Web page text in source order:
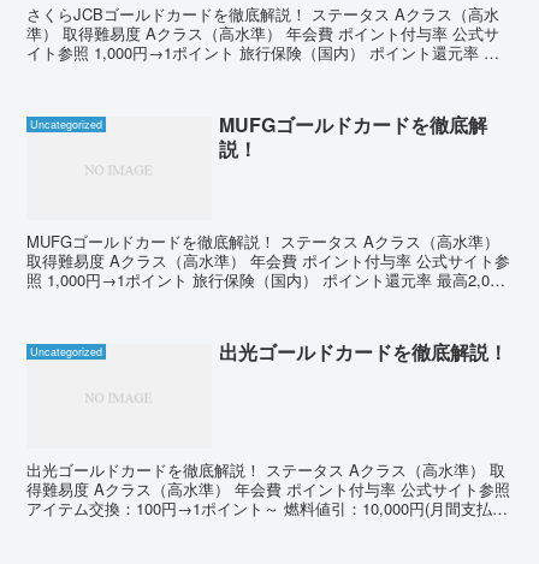
さくらJCBゴールドカードを徹底解説！ ステータス Aクラス（高水
準） 取得難易度 Aクラス（高水準） 年会費 ポイント付与率 公式サ
イト参照 1,000円→1ポイント 旅行保険（国内） ポイント還元率 最
Uncategorized
MUFGゴールドカードを徹底解
説！
MUFGゴールドカードを徹底解説！ ステータス Aクラス（高水準）
取得難易度 Aクラス（高水準） 年会費 ポイント付与率 公式サイト参
照 1,000円→1ポイント 旅行保険（国内） ポイント還元率 最高2,000
Uncategorized 出光ゴールドカードを徹底解説！
出光ゴールドカードを徹底解説！ ステータス Aクラス（高水準） 取
得難易度 Aクラス（高水準） 年会費 ポイント付与率 公式サイト参照
アイテム交換：100円→1ポイント～ 燃料値引：10,000円(月間支払